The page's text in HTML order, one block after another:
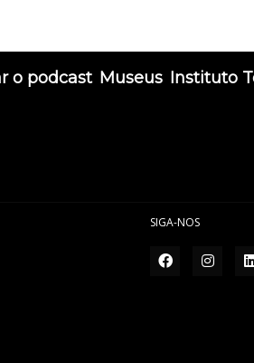
o podcast Museus Instituto
SIGA-NOS